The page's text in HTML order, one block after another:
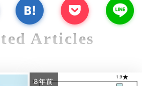
Articles
8年前